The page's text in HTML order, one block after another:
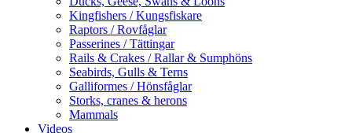
Kingfishers / Kungsfiskare
Raptors / Rovfåglar
Passerines / Tättingar
Rails & Crakes / Rallar & Sumphöns
Seabirds, Gulls & Terns
Galliformes / Hönsfåglar
Storks, cranes & herons
Mammals
Videos